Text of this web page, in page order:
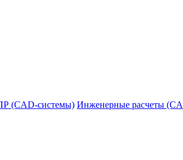
(CAD-системы) Инженерные расчеты